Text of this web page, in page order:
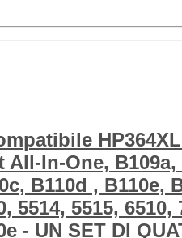
All-In-One,
B110d , B110e,
5514, 5515,
- UN SET DI